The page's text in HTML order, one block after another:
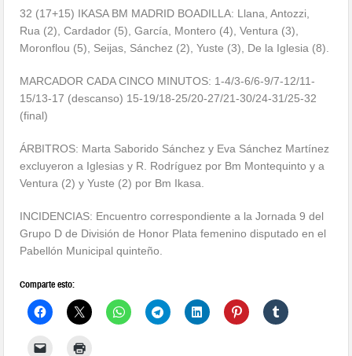
32 (17+15) IKASA BM MADRID BOADILLA: Llana, Antozzi,
Rua (2), Cardador (5), García, Montero (4), Ventura (3),
Moronflou (5), Seijas, Sánchez (2), Yuste (3), De la Iglesia (8).
MARCADOR CADA CINCO MINUTOS: 1-4/3-6/6-9/7-12/11-
15/13-17 (descanso) 15-19/18-25/20-27/21-30/24-31/25-32
(final)
ÁRBITROS: Marta Saborido Sánchez y Eva Sánchez Martínez
excluyeron a Iglesias y R. Rodríguez por Bm Montequinto y a
Ventura (2) y Yuste (2) por Bm Ikasa.
INCIDENCIAS: Encuentro correspondiente a la Jornada 9 del
Grupo D de División de Honor Plata femenino disputado en el
Pabellón Municipal quinteño.
Comparte esto: